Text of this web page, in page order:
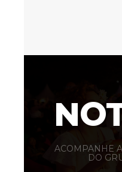
ACOMPANHE
DO